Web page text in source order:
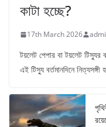
কাটা হচ্ছে?
17th March 2026
টয়লেট পেপার বা টয়লেট টিস্যুর
এই টিস্যু বর্তমানদিনে